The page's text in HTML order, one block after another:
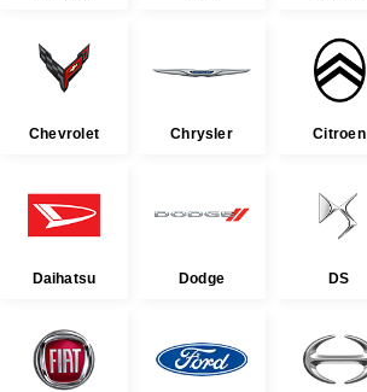
Chevrolet Chrysler Citroen
Daihatsu Dodge DS